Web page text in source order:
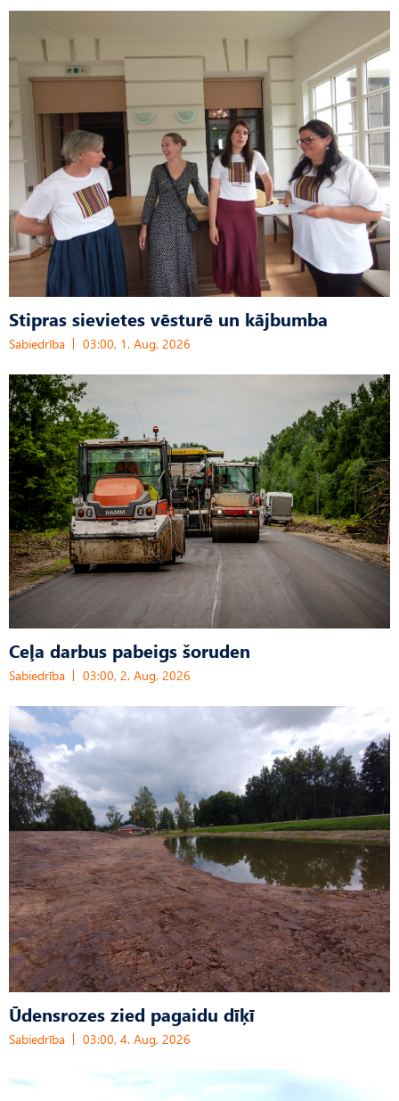
Stipras sievietes vēsturē un kājbumba
Sabiedrība 03:00, 1. Aug, 2026
Ceļa darbus pabeigs šoruden
Sabiedrība 03:00, 2. Aug, 2026
Ūdensrozes zied pagaidu dīķī
Sabiedrība 03:00, 4. Aug, 2026